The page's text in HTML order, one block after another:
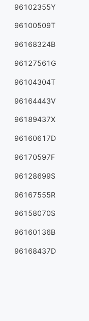
96102355Y
96100509T
96168324B
96127561G
96104304T
96164443V
96189437X
96160617D
96170597F
96128699S
96167555R
96158070S
96160136B
96168437D